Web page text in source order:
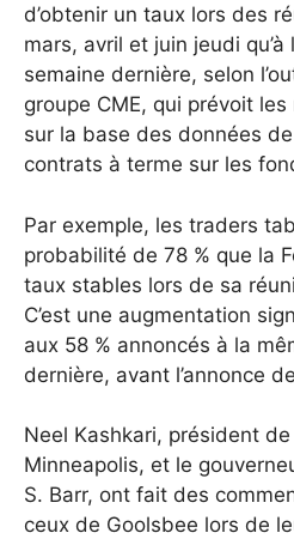
d’obtenir un taux lors des
mars, avril et juin jeudi
semaine dernière, selon
groupe CME, qui prévoit
sur la base des données
contrats à terme sur les
Par exemple, les traders
probabilité de 78 % que la
taux stables lors de sa
C’est une augmentation
aux 58 % annoncés à la
dernière, avant l’annonce
Neel Kashkari, président
Minneapolis, et le
S. Barr, ont fait des
ceux de Goolsbee lors de